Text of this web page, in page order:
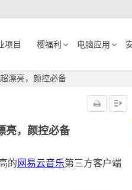
项目 樱福利 电脑应用
漂亮，颜控必备
亮，颜控必备
的 网易云音乐第三方客户端